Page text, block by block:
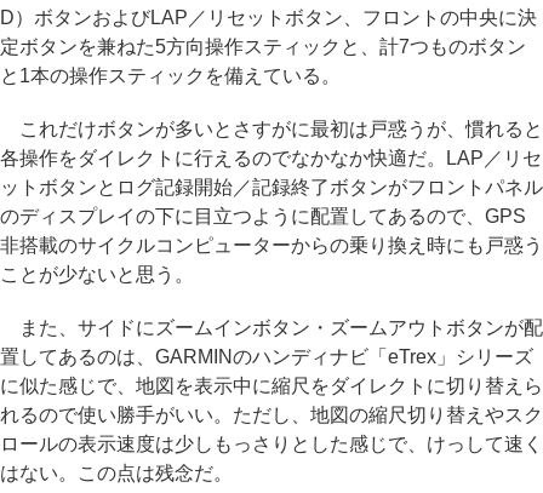
D）ボタンおよびLAP／リセットボタン、フロントの中央に決
定ボタンを兼ねた5方向操作スティックと、計7つものボタン
と1本の操作スティックを備えている。
これだけボタンが多いとさすがに最初は戸惑うが、慣れると
各操作をダイレクトに行えるのでなかなか快適だ。LAP／リセ
ットボタンとログ記録開始／記録終了ボタンがフロントパネル
のディスプレイの下に目立つように配置してあるので、GPS
非搭載のサイクルコンピューターからの乗り換え時にも戸惑う
ことが少ないと思う。
また、サイドにズームインボタン・ズームアウトボタンが配
置してあるのは、GARMINのハンディナビ「eTrex」シリーズ
に似た感じで、地図を表示中に縮尺をダイレクトに切り替えら
れるので使い勝手がいい。ただし、地図の縮尺切り替えやスク
ロールの表示速度は少しもっさりとした感じで、けっして速く
はない。この点は残念だ。